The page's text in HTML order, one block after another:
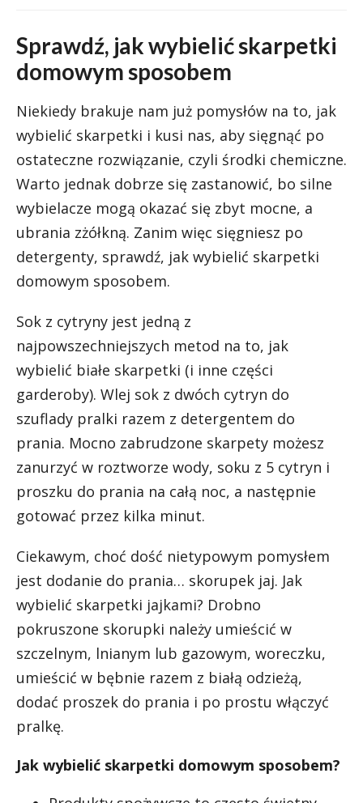
Sprawdź, jak wybielić skarpetki
domowym sposobem
Niekiedy brakuje nam już pomysłów na to, jak
wybielić skarpetki i kusi nas, aby sięgnąć po
ostateczne rozwiązanie, czyli środki chemiczne.
Warto jednak dobrze się zastanowić, bo silne
wybielacze mogą okazać się zbyt mocne, a
ubrania zżółkną. Zanim więc sięgniesz po
detergenty, sprawdź, jak wybielić skarpetki
domowym sposobem.
Sok z cytryny jest jedną z
najpowszechniejszych metod na to, jak
wybielić białe skarpetki (i inne części
garderoby). Wlej sok z dwóch cytryn do
szuflady pralki razem z detergentem do
prania. Mocno zabrudzone skarpety możesz
zanurzyć w roztworze wody, soku z 5 cytryn i
proszku do prania na całą noc, a następnie
gotować przez kilka minut.
Ciekawym, choć dość nietypowym pomysłem
jest dodanie do prania… skorupek jaj. Jak
wybielić skarpetki jajkami? Drobno
pokruszone skorupki należy umieścić w
szczelnym, lnianym lub gazowym, woreczku,
umieścić w bębnie razem z białą odzieżą,
dodać proszek do prania i po prostu włączyć
pralkę.
Jak wybielić skarpetki domowym sposobem?